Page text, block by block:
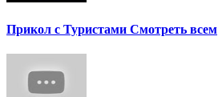
Прикол с Туристами Смотреть всем